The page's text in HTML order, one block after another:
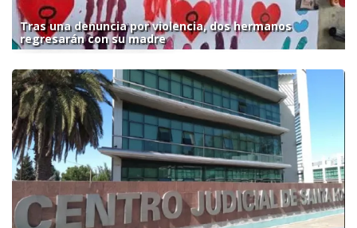
Tras una denuncia por violencia, dos hermanos
regresarán con su madre